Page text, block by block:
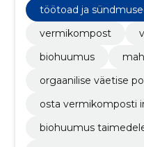
töötoad ja
vermikompost
biohuumus
orgaanilise väetise
osta vermikomposti
biohuumus